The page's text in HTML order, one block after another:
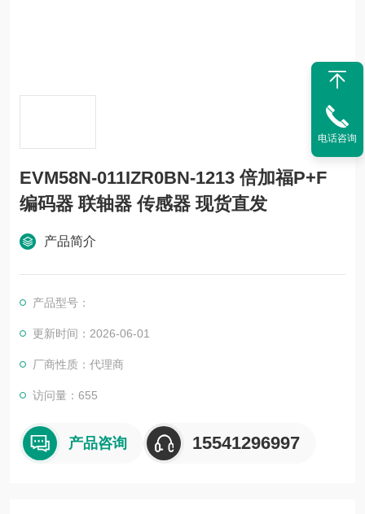
EVM58N-011IZR0BN-1213 倍加福P+F
编码器 联轴器 传感器 现货直发
产品简介
产品型号：
更新时间：2026-06-01
厂商性质：代理商
访问量：655
产品咨询 15541296997
电话咨询